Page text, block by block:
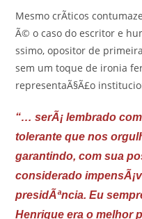
Mesmo crÃ­ticos
Ã© o caso do escritor e
ssimo, opositor de
sem um toque de ironia
representaÃ§Ã£o
“… serÃ¡ lembrado
tolerante que nos
garantindo, com sua
considerado
presidÃªncia. Eu
Henrique era o melhor